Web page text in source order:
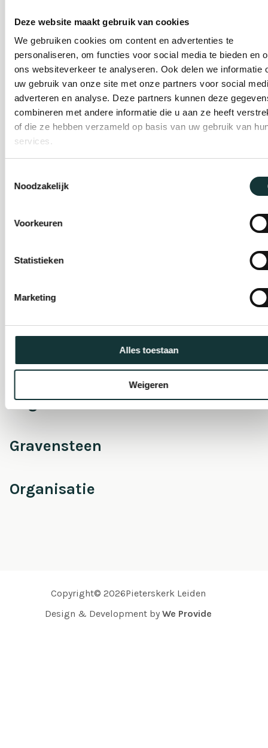
Deze website maakt gebruik van cookies
We gebruiken cookies om content en advertenties te
personaliseren, om functies voor social media te bieden en
ons websiteverkeer te analyseren. Ook delen we informatie
uw gebruik van onze site met onze partners voor social
adverteren en analyse. Deze partners kunnen deze
combineren met andere informatie die u aan ze heeft
of die ze hebben verzameld op basis van uw gebruik van
services.
Noodzakelijk
Voorkeuren
Statistieken
Marketing
Alles toestaan
Weigeren
Evenement
organiseren
Steun ons
Orgel Masterclass
Auditie
De Pieterskerk als
Onderhoud &
Escaperoom
Pilgrim Museum
Gravensteen
Organisatie
Copyright© 2026Pieterskerk Leiden
Design & Development by We Provide